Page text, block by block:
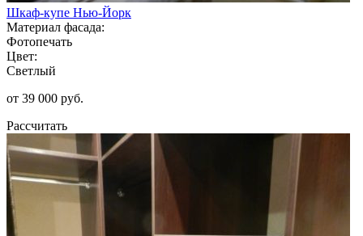
Шкаф-купе Нью-Йорк
Материал фасада:
Фотопечать
Цвет:
Светлый
от 39 000 руб.
Рассчитать